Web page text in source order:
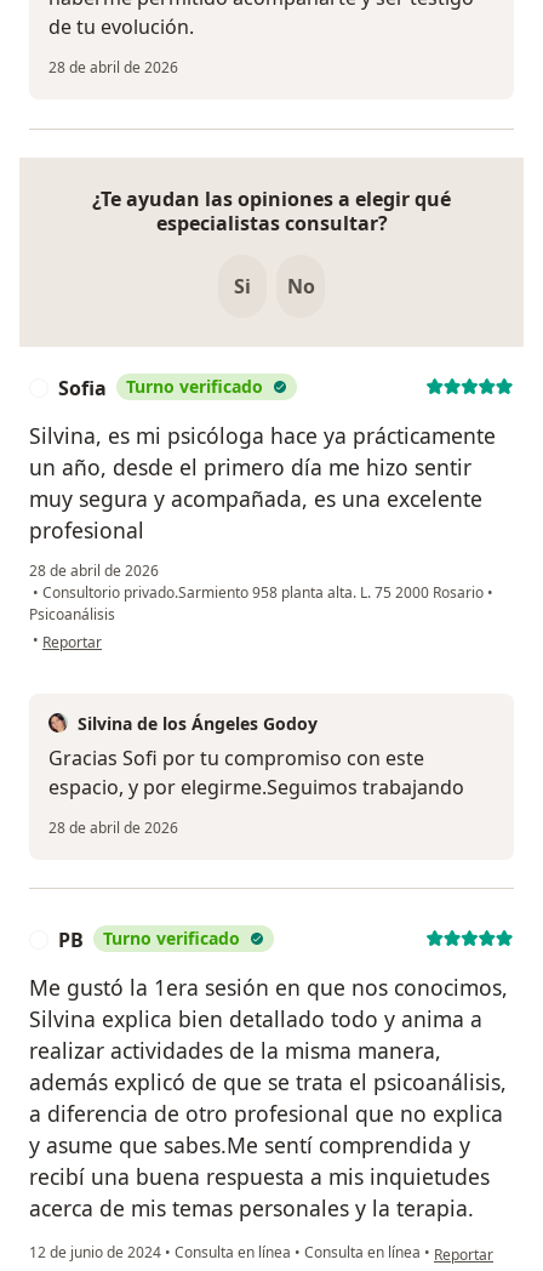
de tu evolución.
28 de abril de 2026
¿Te ayudan las opiniones a elegir qué
especialistas consultar?
Si No
Sofia Turno verificado
Silvina, es mi psicóloga hace ya prácticamente
un año, desde el primero día me hizo sentir
muy segura y acompañada, es una excelente
profesional
28 de abril de 2026
• Consultorio privado.Sarmiento 958 planta alta. L. 75 2000 Rosario •
Psicoanálisis
• en opinión del usuario Sofia
Reportar
Silvina de los Ángeles Godoy
Gracias Sofi por tu compromiso con este
espacio, y por elegirme.Seguimos trabajando
28 de abril de 2026
PB Turno verificado
Me gustó la 1era sesión en que nos conocimos,
Silvina explica bien detallado todo y anima a
realizar actividades de la misma manera,
además explicó de que se trata el psicoanálisis,
a diferencia de otro profesional que no explica
y asume que sabes.Me sentí comprendida y
recibí una buena respuesta a mis inquietudes
acerca de mis temas personales y la terapia.
12 de junio de 2024 • Consulta en línea • Consulta en línea • en opinión del
Reportar